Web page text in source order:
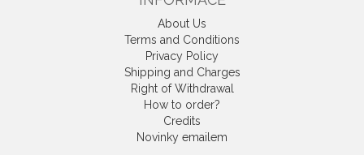
About Us
Terms and Conditions
Privacy Policy
Shipping and Charges
Right of Withdrawal
How to order?
Credits
Novinky emailem